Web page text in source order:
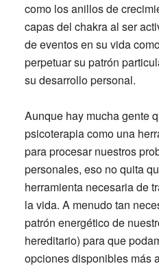
como los anillos de
capas del chakra al ser
de eventos en su vida
perpetuar su patrón
su desarrollo personal.
Aunque hay mucha gente
psicoterapia como una
para procesar nuestros
personales, eso no quita
herramienta necesaria de
la vida. A menudo tan
patrón energético de
hereditario) para que
opciones disponibles más